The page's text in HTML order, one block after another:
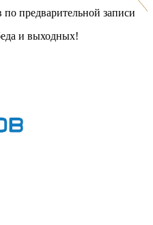
предварительной записи
и выходных!